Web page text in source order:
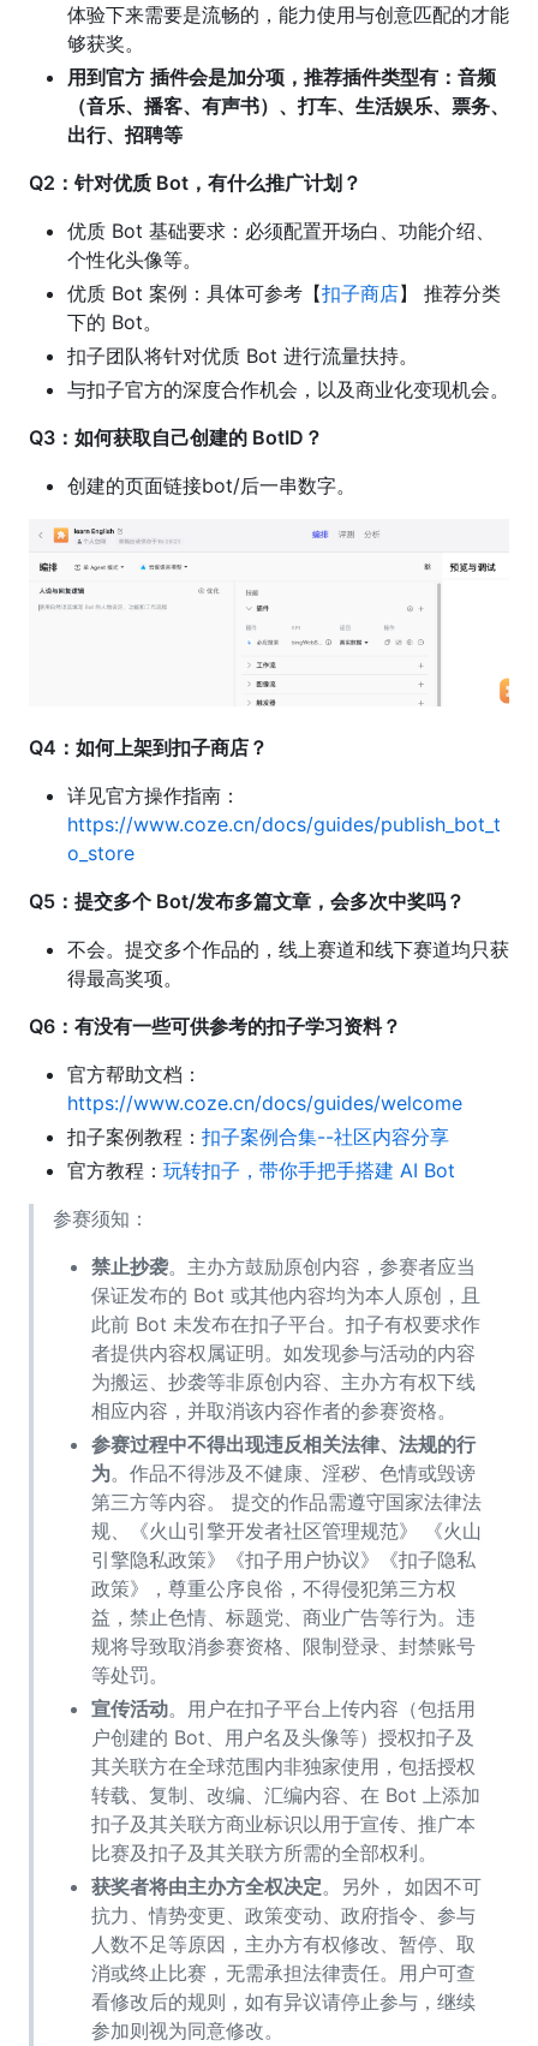
体验下来需要是流畅的，能力使用与创意匹配的才能
够获奖。
用到官方 插件会是加分项，推荐插件类型有：音频
（音乐、播客、有声书）、打车、生活娱乐、票务、
出行、招聘等
Q2：针对优质 Bot，有什么推广计划？
优质 Bot 基础要求：必须配置开场白、功能介绍、
个性化头像等。
优质 Bot 案例：具体可参考【扣子商店】 推荐分类
下的 Bot。
扣子团队将针对优质 Bot 进行流量扶持。
与扣子官方的深度合作机会，以及商业化变现机会。
Q3：如何获取自己创建的 BotID？
创建的页面链接bot/后一串数字。
Q4：如何上架到扣子商店？
详见官方操作指南：
https://www.coze.cn/docs/guides/publish_bot_t
o_store
Q5：提交多个 Bot/发布多篇文章，会多次中奖吗？
不会。提交多个作品的，线上赛道和线下赛道均只获
得最高奖项。
Q6：有没有一些可供参考的扣子学习资料？
官方帮助文档：
https://www.coze.cn/docs/guides/welcome
扣子案例教程： 扣子案例合集--社区内容分享
官方教程： 玩转扣子，带你手把手搭建 AI Bot
参赛须知：
禁止抄袭。主办方鼓励原创内容，参赛者应当
保证发布的 Bot 或其他内容均为本人原创，且
此前 Bot 未发布在扣子平台。扣子有权要求作
者提供内容权属证明。如发现参与活动的内容
为搬运、抄袭等非原创内容、主办方有权下线
相应内容，并取消该内容作者的参赛资格。
参赛过程中不得出现违反相关法律、法规的行
为。作品不得涉及不健康、淫秽、色情或毁谤
第三方等内容。 提交的作品需遵守国家法律法
规、《火山引擎开发者社区管理规范》 《火山
引擎隐私政策》《扣子用户协议》《扣子隐私
政策》，尊重公序良俗，不得侵犯第三方权
益，禁止色情、标题党、商业广告等行为。违
规将导致取消参赛资格、限制登录、封禁账号
等处罚。
宣传活动。用户在扣子平台上传内容（包括用
户创建的 Bot、用户名及头像等）授权扣子及
其关联方在全球范围内非独家使用，包括授权
转载、复制、改编、汇编内容、在 Bot 上添加
扣子及其关联方商业标识以用于宣传、推广本
比赛及扣子及其关联方所需的全部权利。
获奖者将由主办方全权决定。另外， 如因不可
抗力、情势变更、政策变动、政府指令、参与
人数不足等原因，主办方有权修改、暂停、取
消或终止比赛，无需承担法律责任。用户可查
看修改后的规则，如有异议请停止参与，继续
参加则视为同意修改。